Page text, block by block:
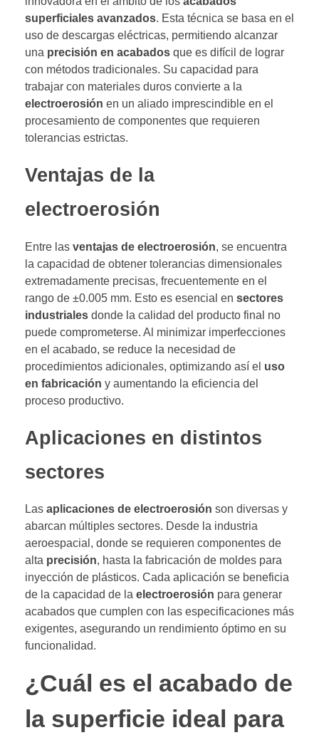
superficiales avanzados. Esta técnica se basa en el
uso de descargas eléctricas, permitiendo alcanzar
una precisión en acabados que es difícil de lograr
con métodos tradicionales. Su capacidad para
trabajar con materiales duros convierte a la
electroerosión en un aliado imprescindible en el
procesamiento de componentes que requieren
tolerancias estrictas.
Ventajas de la
electroerosión
Entre las ventajas de electroerosión, se encuentra
la capacidad de obtener tolerancias dimensionales
extremadamente precisas, frecuentemente en el
rango de ±0.005 mm. Esto es esencial en sectores
industriales donde la calidad del producto final no
puede comprometerse. Al minimizar imperfecciones
en el acabado, se reduce la necesidad de
procedimientos adicionales, optimizando así el uso
en fabricación y aumentando la eficiencia del
proceso productivo.
Aplicaciones en distintos
sectores
Las aplicaciones de electroerosión son diversas y
abarcan múltiples sectores. Desde la industria
aeroespacial, donde se requieren componentes de
alta precisión, hasta la fabricación de moldes para
inyección de plásticos. Cada aplicación se beneficia
de la capacidad de la electroerosión para generar
acabados que cumplen con las especificaciones más
exigentes, asegurando un rendimiento óptimo en su
funcionalidad.
¿Cuál es el acabado de
la superficie ideal para